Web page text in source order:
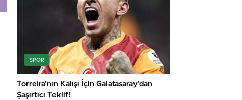
SPOR
Torreira’nın Kalışı İçin Galatasaray’dan
Şaşırtıcı Teklif!